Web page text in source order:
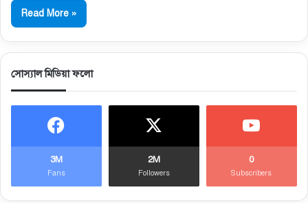
Read More »
সোস্যাল মিডিয়া ফলো
3M
Fans
2M
Followers
0
Subscribers